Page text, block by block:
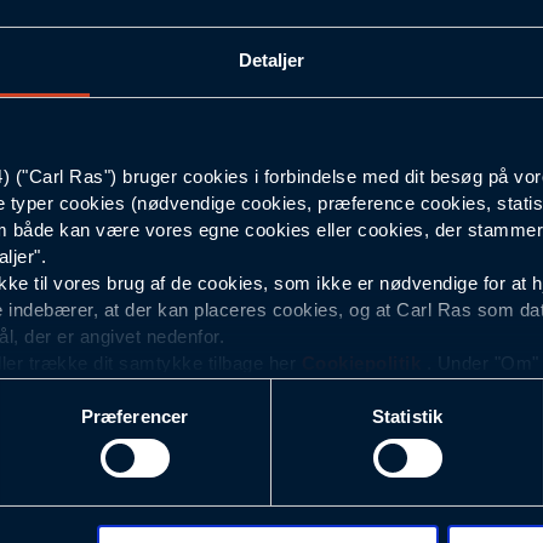
Detaljer
("Carl Ras") bruger cookies i forbindelse med dit besøg på
typer cookies (nødvendige cookies, præference cookies,
både kan være vores egne cookies eller cookies, der
til vores brug af de cookies, som ikke er nødvendige for at
indebærer, at der kan placeres cookies, og at Carl Ras som
der er angivet nedenfor.
trække dit samtykke tilbage her
. Under
med det formål at optimere design, brugervenlighed og
analyser af, hvilke oplysninger der er mest populære, og
hvad der klikkes på, sider/indhold der besøges, browsertype,
Præferencer Statistik
Korn
hos Carl Ras
hoveder & stifter fra populære mærker som Norton,
alle formål, uanset dit behov og hvilken opgave, du står
daglige arbejde eller blot en gang imellem, er professionel